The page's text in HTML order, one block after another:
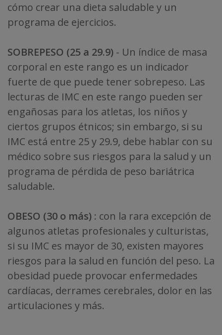
cómo crear una dieta saludable y un
programa de ejercicios.
SOBREPESO (25 a 29.9) - Un índice de masa
corporal en este rango es un indicador
fuerte de que puede tener sobrepeso. Las
lecturas de IMC en este rango pueden ser
engañosas para los atletas, los niños y
ciertos grupos étnicos; sin embargo, si su
IMC está entre 25 y 29.9, debe hablar con su
médico sobre sus riesgos para la salud y un
programa de pérdida de peso bariátrica
saludable.
OBESO (30 o más) : con la rara excepción de
algunos atletas profesionales y culturistas,
si su IMC es mayor de 30, existen mayores
riesgos para la salud en función del peso. La
obesidad puede provocar enfermedades
cardíacas, derrames cerebrales, dolor en las
articulaciones y más.